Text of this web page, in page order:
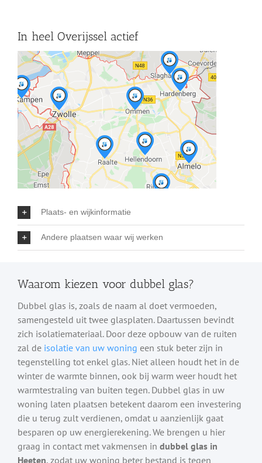
In heel Overijssel actief
Plaats- en wijkinformatie
Andere plaatsen waar wij werken
Waarom kiezen voor dubbel glas?
Dubbel glas is, zoals de naam al doet vermoeden,
samengesteld uit twee glasplaten. Daartussen bevindt
zich isolatiemateriaal. Door deze opbouw van de ruiten
zal de isolatie van uw woning een stuk beter zijn in
tegenstelling tot enkel glas. Niet alleen houdt het in de
winter de warmte binnen, ook bij warm weer houdt het
warmtestraling van buiten tegen. Dubbel glas in uw
woning laten plaatsen betekent daarom een investering
die u terug zult verdienen, omdat u aanzienlijk gaat
besparen op uw energierekening. We brengen u hier
graag in contact met vakmensen in dubbel glas in
Heeten, zodat uw woning beter bestand is tegen